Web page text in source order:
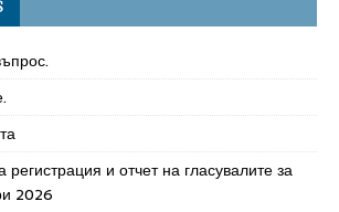
и отчет на гласувалите за
2026